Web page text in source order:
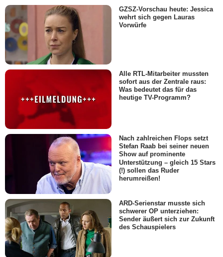
GZSZ-Vorschau heute: Jessica
wehrt sich gegen Lauras
Vorwürfe
Alle RTL-Mitarbeiter mussten
sofort aus der Zentrale raus:
Was bedeutet das für das
heutige TV-Programm?
Nach zahlreichen Flops setzt
Stefan Raab bei seiner neuen
Show auf prominente
Unterstützung – gleich 15 Stars
(!) sollen das Ruder
herumreißen!
ARD-Serienstar musste sich
schwerer OP unterziehen:
Sender äußert sich zur Zukunft
des Schauspielers